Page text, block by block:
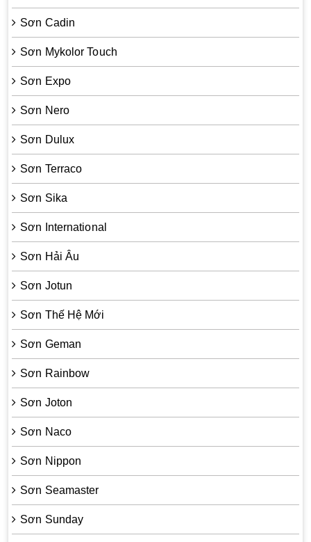
Sơn Cadin
Sơn Mykolor Touch
Sơn Expo
Sơn Nero
Sơn Dulux
Sơn Terraco
Sơn Sika
Sơn International
Sơn Hải Âu
Sơn Jotun
Sơn Thế Hệ Mới
Sơn Geman
Sơn Rainbow
Sơn Joton
Sơn Naco
Sơn Nippon
Sơn Seamaster
Sơn Sunday